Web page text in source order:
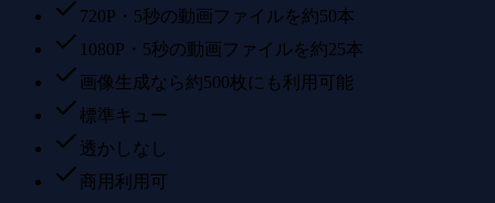
720P・5秒の動画ファイルを約50本
1080P・5秒の動画ファイルを約25本
画像生成なら約500枚にも利用可能
標準キュー
透かしなし
商用利用可